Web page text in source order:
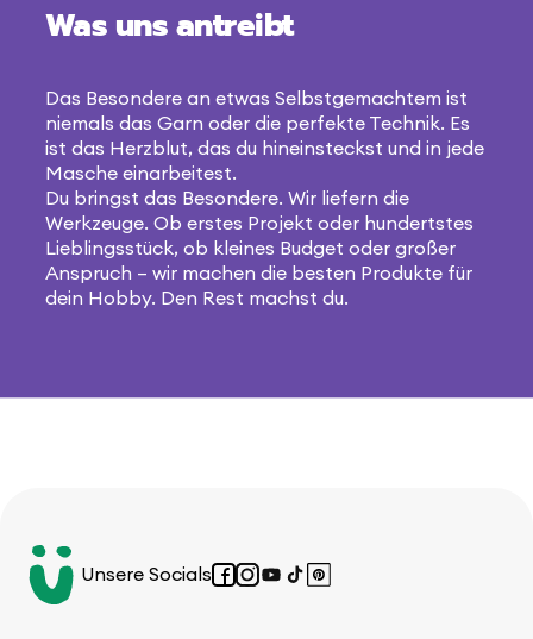
Was uns antreibt
Das Besondere an etwas Selbstgemachtem ist
niemals das Garn oder die perfekte Technik. Es
ist das Herzblut, das du hineinsteckst und in jede
Masche einarbeitest.
Du bringst das Besondere. Wir liefern die
Werkzeuge. Ob erstes Projekt oder hundertstes
Lieblingsstück, ob kleines Budget oder großer
Anspruch – wir machen die besten Produkte für
dein Hobby. Den Rest machst du.
Unsere SocialsFacebook
Instagram
YouTube
TikTokPinterest